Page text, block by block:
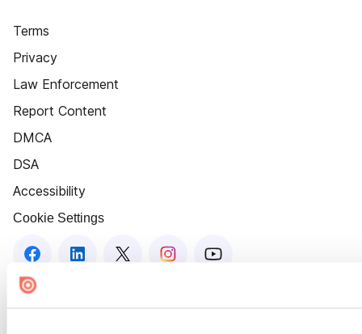
Terms
Privacy
Law Enforcement
Report Content
DMCA
DSA
Accessibility
Cookie Settings